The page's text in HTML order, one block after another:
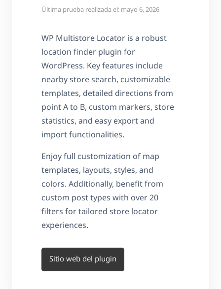
Última prueba realizada el: mayo 6, 2026
WP Multistore Locator is a robust
location finder plugin for
WordPress. Key features include
nearby store search, customizable
templates, detailed directions from
point A to B, custom markers, store
statistics, and easy export and
import functionalities.
Enjoy full customization of map
templates, layouts, styles, and
colors. Additionally, benefit from
custom post types with over 20
filters for tailored store locator
experiences.
Sitio web del plugin